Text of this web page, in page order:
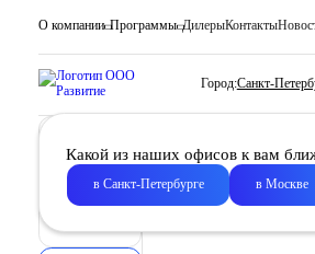
О компании Программы ДилерыКонтакты
Город:Санкт-
Какой из наших офисов к вам
в Санкт-Петербурге в Москве